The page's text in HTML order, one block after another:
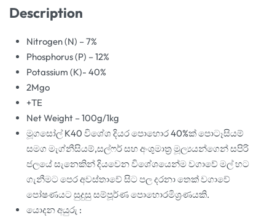
Description
Nitrogen (N) – 7%
Phosphorus (P) – 12%
Potassium (K)- 40%
2Mgo
+TE
Net Weight – 100g/1kg
මූගසෝල් K40 විශේශ දියර පොහොර 40%ක් පොටෑසියම්
සමග මැග්නීසියම්,සල්ෆර් සහ අංශුමාත්‍ර මූල්‍යයන්ගෙන් සපිරි
ජලයේ සැනෙකින් දියවෙන විශේශයෙන්ම වගාවේ මල් හට
ගැනීමට පෙර අවස්තාවේ සිට පල දරනා තෙක් වගාවේ
පෝෂණයට සුදුසු සම්පූර්ණ පොහොරමිශ්‍රණයකි.
යොදන අයුරු :